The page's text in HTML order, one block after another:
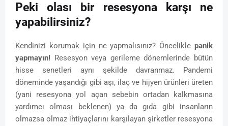
Peki olası bir resesyona karşı ne
yapabilirsiniz?
Kendinizi korumak için ne yapmalısınız? Öncelikle panik
yapmayın! Resesyon veya gerileme dönemlerinde bütün
hisse senetleri aynı şekilde davranmaz. Pandemi
döneminde yaşandığı gibi aşı, ilaç ve hijyen ürünleri üreten
(yani resesyona yol açan sebebin ortadan kalkmasına
yardımcı olması beklenen) ya da gıda gibi insanların
olmazsa olmaz ihtiyaçlarını karşılayan şirketler resesyona